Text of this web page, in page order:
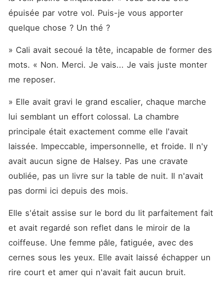
épuisée par votre vol. Puis-je vous apporter
quelque chose ? Un thé ?
» Cali avait secoué la tête, incapable de former des
mots. « Non. Merci. Je vais... Je vais juste monter
me reposer.
» Elle avait gravi le grand escalier, chaque marche
lui semblant un effort colossal. La chambre
principale était exactement comme elle l'avait
laissée. Impeccable, impersonnelle, et froide. Il n'y
avait aucun signe de Halsey. Pas une cravate
oubliée, pas un livre sur la table de nuit. Il n'avait
pas dormi ici depuis des mois.
Elle s'était assise sur le bord du lit parfaitement fait
et avait regardé son reflet dans le miroir de la
coiffeuse. Une femme pâle, fatiguée, avec des
cernes sous les yeux. Elle avait laissé échapper un
rire court et amer qui n'avait fait aucun bruit.